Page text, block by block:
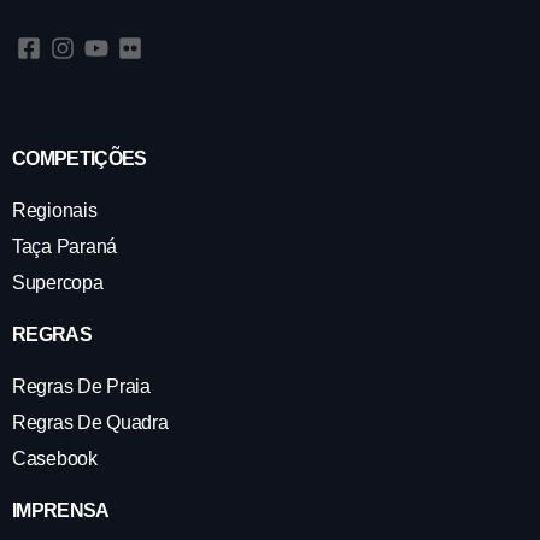
COMPETIÇÕES
Regionais
Taça Paraná
Supercopa
REGRAS
Regras De Praia
Regras De Quadra
Casebook
IMPRENSA